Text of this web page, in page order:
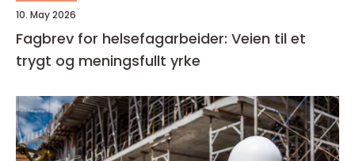
10. May 2026
Fagbrev for helsefagarbeider: Veien til et
trygt og meningsfullt yrke